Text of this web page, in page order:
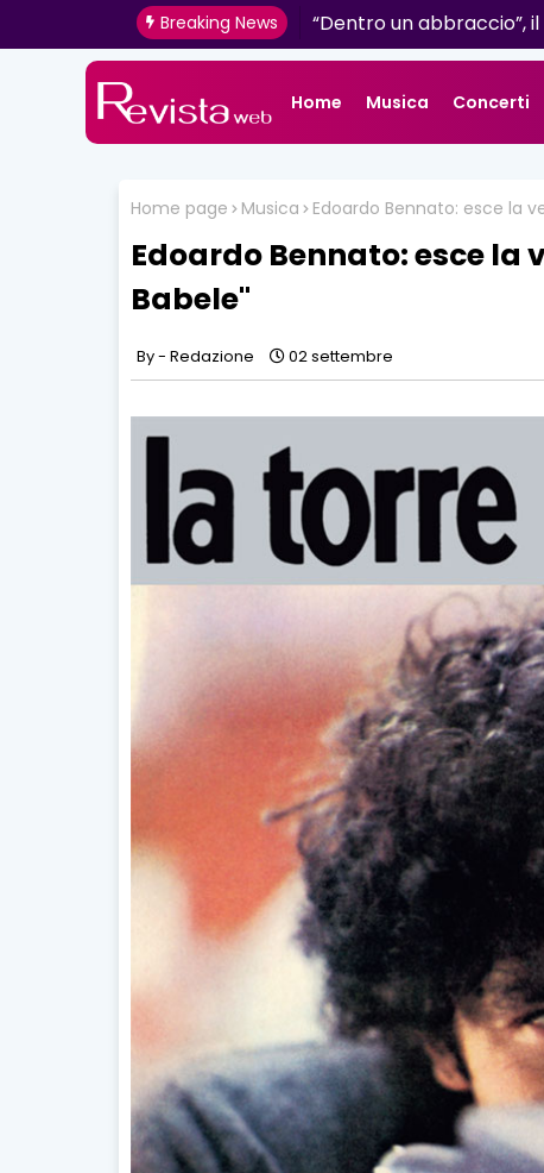
Breaking News Mazzini: venerdì 16
Home Musica Concerti
Home page Musica Edoardo Bennato: esce la
Edoardo Bennato: esce la
Babele"
Redazione 02 settembre